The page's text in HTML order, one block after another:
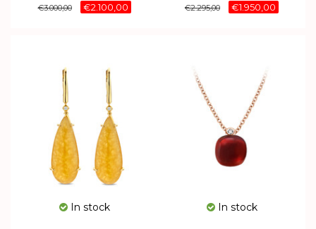
€3.000,00 €2.100,00 €2.295,00 €1.950,00
In stock In stock